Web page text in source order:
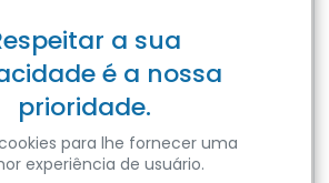
a sua
é a nossa
prioridade.
para lhe fornecer uma
experiência de usuário.